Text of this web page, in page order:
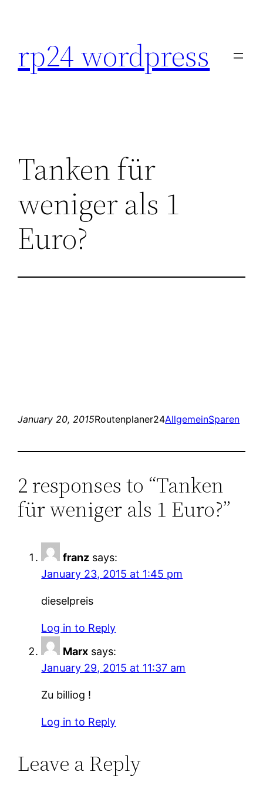
rp24 wordpress
Tanken für
weniger als 1
Euro?
January 20, 2015Routenplaner24AllgemeinSparen
2 responses to “Tanken
für weniger als 1 Euro?”
franz says:
January 23, 2015 at 1:45 pm
dieselpreis
Log in to Reply
Marx says:
January 29, 2015 at 11:37 am
Zu billiog !
Log in to Reply
Leave a Reply